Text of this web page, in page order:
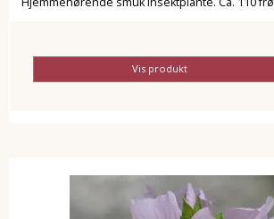
Vis produkt